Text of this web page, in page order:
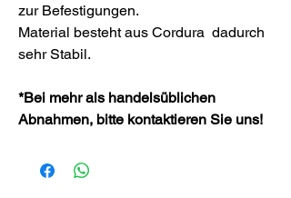
zur Befestigungen.
Material besteht aus Cordura dadurch
sehr Stabil.
*Bei mehr als handelsüblichen
Abnahmen, bitte kontaktieren Sie uns!